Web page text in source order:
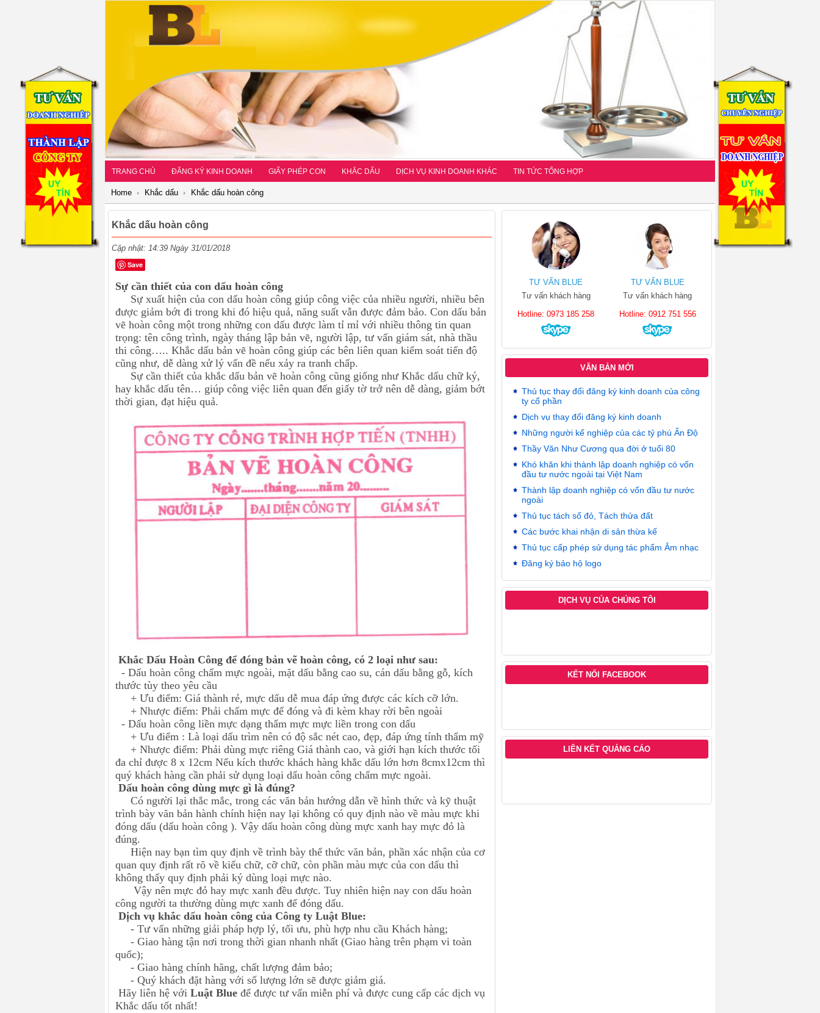
TRANG CHỦ ĐĂNG KÝ KINH DOANH GIẤY PHÉP CON KHẮC DẤU DỊCH VỤ KINH DOANH KHÁC TIN TỨC TỔNG HỢP
Home Khắc dấu Khắc dấu hoàn công
Khắc dấu hoàn công
Cập nhật: 14:39 Ngày 31/01/2018
Save
Sự cần thiết của con dấu hoàn công
Sự xuất hiện của con dấu hoàn công giúp công việc của nhiều người, nhiều bên
được giảm bớt đi trong khi đó hiệu quả, năng suất vẫn được đảm bảo. Con dấu bản
vẽ hoàn công một trong những con dấu được làm tỉ mỉ với nhiều thông tin quan
trọng: tên công trình, ngày tháng lập bản vẽ, người lập, tư vấn giám sát, nhà thầu
thi công….. Khắc dấu bản vẽ hoàn công giúp các bên liên quan kiểm soát tiến độ
cũng như, dễ dàng xử lý vấn đề nếu xảy ra tranh chấp.
Sự cần thiết của khắc dấu bản vẽ hoàn công cũng giống như Khắc dấu chữ ký,
hay khắc dấu tên… giúp công việc liên quan đến giấy tờ trở nên dễ dàng, giảm bớt
thời gian, đạt hiệu quả.
Khắc Dấu Hoàn Công để đóng bản vẽ hoàn công, có 2 loại như sau:
- Dấu hoàn công chấm mực ngoài, mặt dấu bằng cao su, cán dấu bằng gỗ, kích
thước tùy theo yêu cầu
+ Ưu điểm: Giá thành rẻ, mực dấu dễ mua đáp ứng được các kích cỡ lớn.
+ Nhược điểm: Phải chấm mực để đóng và đi kèm khay rời bên ngoài
- Dấu hoàn công liền mực dạng thẩm mực mực liền trong con dấu
+ Ưu điểm : Là loại dấu trìm nên có độ sắc nét cao, đẹp, đáp ứng tính thẩm mỹ
+ Nhược điểm: Phải dùng mực riêng Giá thành cao, và giới hạn kích thước tối
đa chỉ được 8 x 12cm Nếu kích thước khách hàng khắc dấu lớn hơn 8cmx12cm thì
quý khách hàng cần phải sử dụng loại dấu hoàn công chấm mực ngoài.
Dấu hoàn công dùng mực gì là đúng?
Có người lại thắc mắc, trong các văn bản hướng dẫn về hình thức và kỹ thuật
trình bày văn bản hành chính hiện nay lại không có quy định nào về màu mực khi
đóng dấu (dấu hoàn công ). Vậy dấu hoàn công dùng mực xanh hay mực đỏ là
đúng.
Hiện nay bạn tìm quy định về trình bày thể thức văn bản, phần xác nhận của cơ
quan quy định rất rõ về kiểu chữ, cỡ chữ, còn phần màu mực của con dấu thì
không thấy quy định phải ký dùng loại mực nào.
Vậy nên mực đỏ hay mực xanh đều được. Tuy nhiên hiện nay con dấu hoàn
công người ta thường dùng mực xanh để đóng dấu.
Dịch vụ khắc dấu hoàn công của Công ty Luật Blue:
- Tư vấn những giải pháp hợp lý, tối ưu, phù hợp nhu cầu Khách hàng;
- Giao hàng tận nơi trong thời gian nhanh nhất (Giao hàng trên phạm vi toàn
quốc);
- Giao hàng chính hãng, chất lượng đảm bảo;
- Quý khách đặt hàng với số lượng lớn sẽ được giảm giá.
Hãy liên hệ vớiLuật Blue để được tư vấn miễn phí và được cung cấp các dịch vụ
Khắc dấu tốt nhất!
TƯ VẤN BLUE
Tư vấn khách hàng
Hotline: 0973 185 258
TƯ VẤN BLUE
Tư vấn khách hàng
Hotline: 0912 751 556
VĂN BẢN MỚI
Thủ tục thay đổi đăng ký kinh doanh của công
ty cổ phần
Dịch vụ thay đổi đăng ký kinh doanh
Những người kế nghiệp của các tỷ phú Ấn Độ
Thầy Văn Như Cương qua đời ở tuổi 80
Khó khăn khi thành lập doanh nghiệp có vốn
đầu tư nước ngoài tại Việt Nam
Thành lập doanh nghiệp có vốn đầu tư nước
ngoài
Thủ tục tách sổ đỏ, Tách thửa đất
Các bước khai nhận di sản thừa kế
Thủ tục cấp phép sử dụng tác phẩm Âm nhạc
Đăng ký bảo hộ logo
DỊCH VỤ CỦA CHÚNG TÔI
KẾT NỐI FACEBOOK
LIÊN KẾT QUẢNG CÁO